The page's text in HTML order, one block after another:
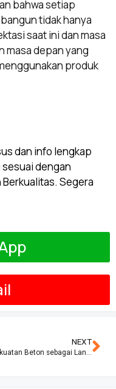
bahwa setiap
tidak hanya
saat ini dan masa
masa depan yang
produk
dan info lengkap
sesuai dengan
Segera
NEXT
Uji Kekuatan Beton sebagai Langkah Deteksi Dini dalam Mengungkap Potensi Keretakan